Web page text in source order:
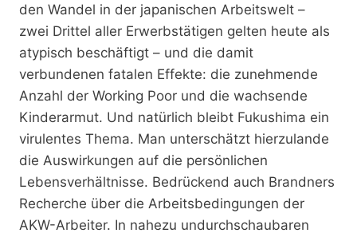
den Wandel in der japanischen Arbeitswelt –
zwei Drittel aller Erwerbstätigen gelten heute als
atypisch beschäftigt – und die damit
verbundenen fatalen Effekte: die zunehmende
Anzahl der Working Poor und die wachsende
Kinderarmut. Und natürlich bleibt Fukushima ein
virulentes Thema. Man unterschätzt hierzulande
die Auswirkungen auf die persönlichen
Lebensverhältnisse. Bedrückend auch Brandners
Recherche über die Arbeitsbedingungen der
AKW-Arbeiter. In nahezu undurchschaubaren